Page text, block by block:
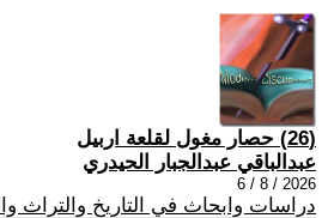
(26) حصار مغول لقلعة اربيل
عبدالباقي عبدالجبار الحيدري
2026 / 8 / 6
دراسات وابحاث في التاريخ والتراث